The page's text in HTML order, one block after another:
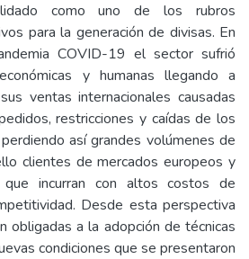
como uno de los rubros
para la generación de divisas. En
COVID-19 el sector sufrió
y humanas llegando a
ventas internacionales causadas
restricciones y caídas de los
así grandes volúmenes de
clientes de mercados europeos y
que incurran con altos costos de
Desde esta perspectiva
obligadas a la adopción de técnicas
condiciones que se presentaron